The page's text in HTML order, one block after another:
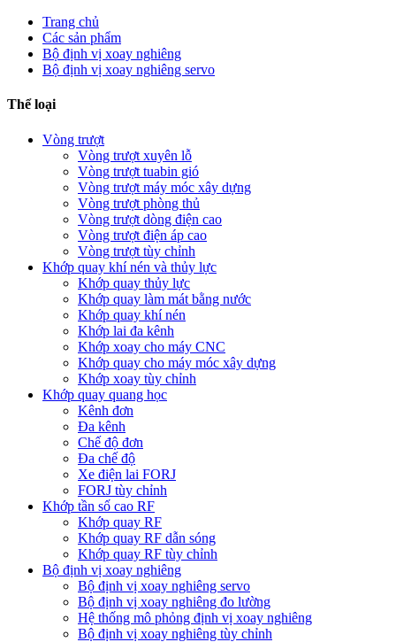
Trang chủ
Các sản phẩm
Bộ định vị xoay nghiêng
Bộ định vị xoay nghiêng servo
Thể loại
Vòng trượt
Vòng trượt xuyên lỗ
Vòng trượt tuabin gió
Vòng trượt máy móc xây dựng
Vòng trượt phòng thủ
Vòng trượt dòng điện cao
Vòng trượt điện áp cao
Vòng trượt tùy chỉnh
Khớp quay khí nén và thủy lực
Khớp quay thủy lực
Khớp quay làm mát bằng nước
Khớp quay khí nén
Khớp lai đa kênh
Khớp xoay cho máy CNC
Khớp quay cho máy móc xây dựng
Khớp xoay tùy chỉnh
Khớp quay quang học
Kênh đơn
Đa kênh
Chế độ đơn
Đa chế độ
Xe điện lai FORJ
FORJ tùy chỉnh
Khớp tần số cao RF
Khớp quay RF
Khớp quay RF dẫn sóng
Khớp quay RF tùy chỉnh
Bộ định vị xoay nghiêng
Bộ định vị xoay nghiêng servo
Bộ định vị xoay nghiêng đo lường
Hệ thống mô phỏng định vị xoay nghiêng
Bộ định vị xoay nghiêng tùy chỉnh